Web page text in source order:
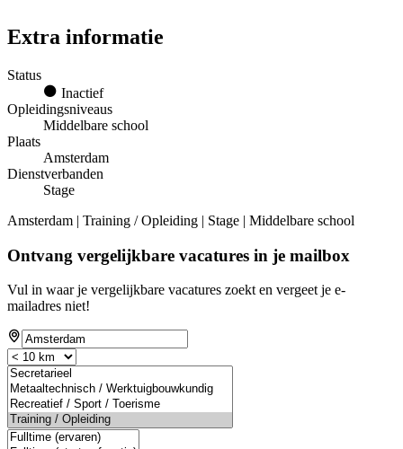
Extra informatie
Status
Inactief
Opleidingsniveaus
Middelbare school
Plaats
Amsterdam
Dienstverbanden
Stage
Amsterdam | Training / Opleiding | Stage | Middelbare school
Ontvang vergelijkbare vacatures in je mailbox
Vul in waar je vergelijkbare vacatures zoekt en vergeet je e-
mailadres niet!